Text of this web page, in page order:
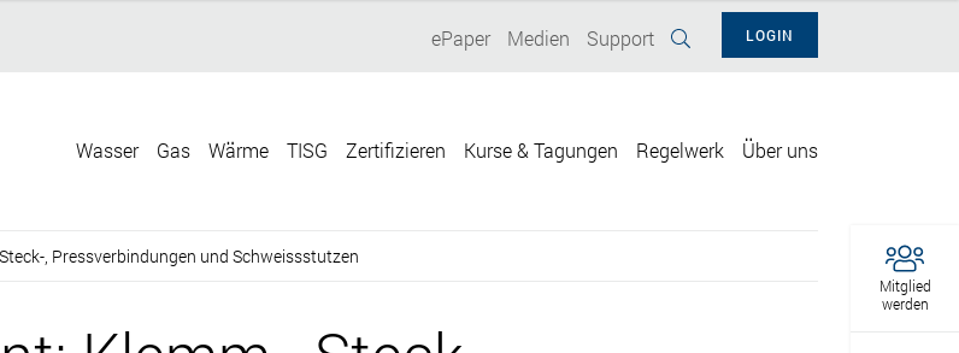
Mitglied
werden
LOGIN
ePaper Medien Support
Wasser Gas Wärme TISG Zertifizieren Kurse & Tagungen Regelwerk Über uns
, Pressverbindungen und Schweissstutzen